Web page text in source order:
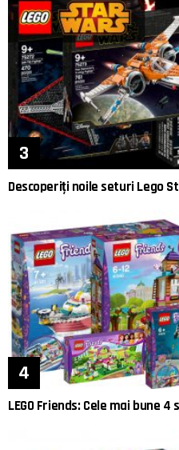
Descoperiți noile seturi Lego
LEGO Friends: Cele mai bune